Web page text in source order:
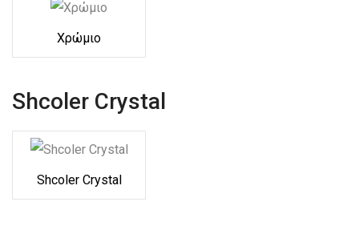
Χρώμιο
Shcoler Crystal
Shcoler Crystal